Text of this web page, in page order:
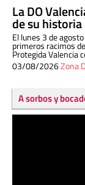
La DO
de su historia
El lunes 3 de
primeros racimos
Protegida Valencia
03/08/2026Zona
A sorbos y